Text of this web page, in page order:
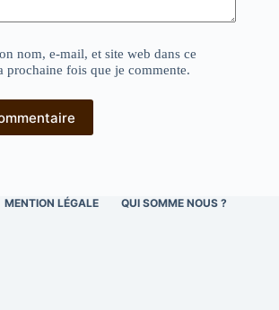
nom, e-mail, et site web dans ce
prochaine fois que je commente.
MENTION LÉGALE QUI SOMME NOUS ?